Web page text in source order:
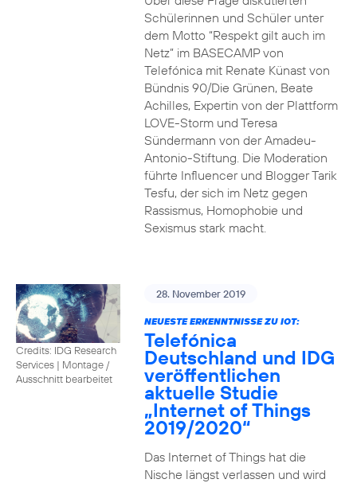
Schülerinnen und Schüler unter
dem Motto “Respekt gilt auch im
Netz” im BASECAMP von
Telefónica mit Renate Künast von
Bündnis 90/Die Grünen, Beate
Achilles, Expertin von der Plattform
LOVE-Storm und Teresa
Sündermann von der Amadeu-
Antonio-Stiftung. Die Moderation
führte Influencer und Blogger Tarik
Tesfu, der sich im Netz gegen
Rassismus, Homophobie und
Sexismus stark macht.
Credits: IDG Research
Services | Montage /
Ausschnitt bearbeitet
28. November 2019
NEUESTE ERKENNTNISSE ZU IOT:
Telefónica
Deutschland und IDG
veröffentlichen
aktuelle Studie
„Internet of Things
2019/2020“
Das Internet of Things hat die
Nische längst verlassen und wird